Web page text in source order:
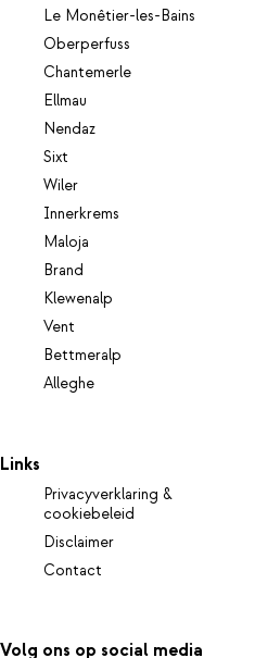
Le Monêtier-les-Bains
Oberperfuss
Chantemerle
Ellmau
Nendaz
Sixt
Wiler
Innerkrems
Maloja
Brand
Klewenalp
Vent
Bettmeralp
Alleghe
Links
Privacyverklaring &
cookiebeleid
Disclaimer
Contact
Volg ons op social media